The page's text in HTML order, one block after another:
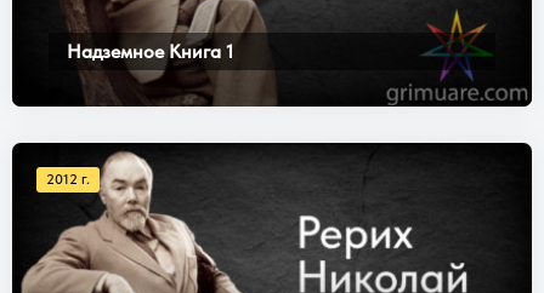
Надземное Книга 1
2012 г.